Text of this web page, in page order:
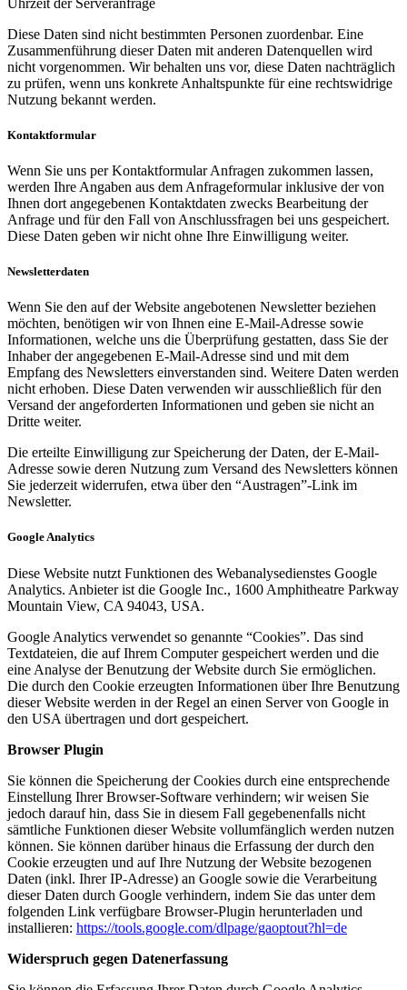
Diese Daten sind nicht bestimmten Personen zuordenbar. Eine
Zusammenführung dieser Daten mit anderen Datenquellen wird
nicht vorgenommen. Wir behalten uns vor, diese Daten nachträglich
zu prüfen, wenn uns konkrete Anhaltspunkte für eine rechtswidrige
Nutzung bekannt werden.
Kontaktformular
Wenn Sie uns per Kontaktformular Anfragen zukommen lassen,
werden Ihre Angaben aus dem Anfrageformular inklusive der von
Ihnen dort angegebenen Kontaktdaten zwecks Bearbeitung der
Anfrage und für den Fall von Anschlussfragen bei uns gespeichert.
Diese Daten geben wir nicht ohne Ihre Einwilligung weiter.
Newsletterdaten
Wenn Sie den auf der Website angebotenen Newsletter beziehen
möchten, benötigen wir von Ihnen eine E-Mail-Adresse sowie
Informationen, welche uns die Überprüfung gestatten, dass Sie der
Inhaber der angegebenen E-Mail-Adresse sind und mit dem
Empfang des Newsletters einverstanden sind. Weitere Daten werden
nicht erhoben. Diese Daten verwenden wir ausschließlich für den
Versand der angeforderten Informationen und geben sie nicht an
Dritte weiter.
Die erteilte Einwilligung zur Speicherung der Daten, der E-Mail-
Adresse sowie deren Nutzung zum Versand des Newsletters können
Sie jederzeit widerrufen, etwa über den “Austragen”-Link im
Newsletter.
Google Analytics
Diese Website nutzt Funktionen des Webanalysedienstes Google
Analytics. Anbieter ist die Google Inc., 1600 Amphitheatre Parkway
Mountain View, CA 94043, USA.
Google Analytics verwendet so genannte “Cookies”. Das sind
Textdateien, die auf Ihrem Computer gespeichert werden und die
eine Analyse der Benutzung der Website durch Sie ermöglichen.
Die durch den Cookie erzeugten Informationen über Ihre Benutzung
dieser Website werden in der Regel an einen Server von Google in
den USA übertragen und dort gespeichert.
Browser Plugin
Sie können die Speicherung der Cookies durch eine entsprechende
Einstellung Ihrer Browser-Software verhindern; wir weisen Sie
jedoch darauf hin, dass Sie in diesem Fall gegebenenfalls nicht
sämtliche Funktionen dieser Website vollumfänglich werden nutzen
können. Sie können darüber hinaus die Erfassung der durch den
Cookie erzeugten und auf Ihre Nutzung der Website bezogenen
Daten (inkl. Ihrer IP-Adresse) an Google sowie die Verarbeitung
dieser Daten durch Google verhindern, indem Sie das unter dem
folgenden Link verfügbare Browser-Plugin herunterladen und
installieren: https://tools.google.com/dlpage/gaoptout?hl=de
Widerspruch gegen Datenerfassung